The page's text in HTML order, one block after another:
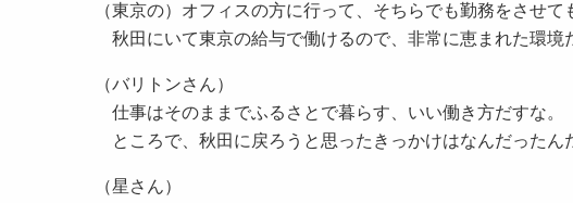
（東京の）オフィスの方に行って、そちらでも勤務をさせて
秋田にいて東京の給与で働けるので、非常に恵まれた環境
（バリトンさん）
仕事はそのままでふるさとで暮らす、いい働き方だすな。
ところで、秋田に戻ろうと思ったきっかけはなんだったん
（星さん）